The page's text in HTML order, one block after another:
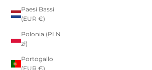
Paesi Bassi
(EUR €)
Polonia (PLN
zł)
Portogallo
(EUR €)